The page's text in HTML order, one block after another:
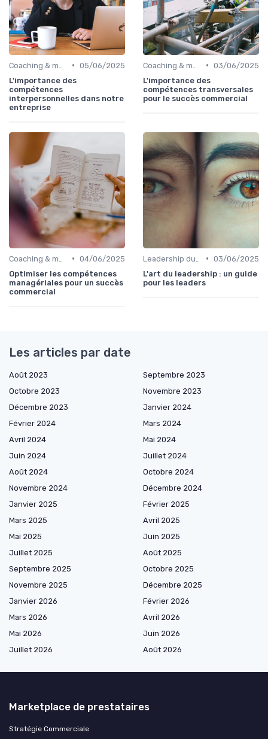
• 05/06/2025
L'importance des
compétences
interpersonnelles dans notre
entreprise
• 03/06/2025
L'importance des
compétences transversales
pour le succès commercial
• 04/06/2025
Optimiser les compétences
managériales pour un succès
commercial
• 03/06/2025
L'art du leadership : un guide
pour les leaders
Les articles par date
Août 2023
Septembre 2023
Octobre 2023
Novembre 2023
Décembre 2023
Janvier 2024
Février 2024
Mars 2024
Avril 2024
Mai 2024
Juin 2024
Juillet 2024
Août 2024
Octobre 2024
Novembre 2024
Décembre 2024
Janvier 2025
Février 2025
Mars 2025
Avril 2025
Mai 2025
Juin 2025
Juillet 2025
Août 2025
Septembre 2025
Octobre 2025
Novembre 2025
Décembre 2025
Janvier 2026
Février 2026
Mars 2026
Avril 2026
Mai 2026
Juin 2026
Juillet 2026
Août 2026
Marketplace de prestataires
Stratégie Commerciale